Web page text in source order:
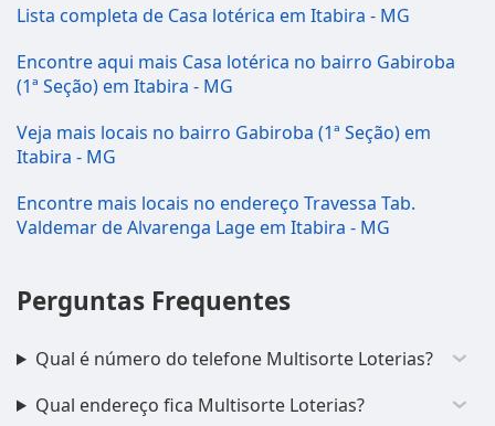
Lista completa de Casa lotérica em Itabira - MG
Encontre aqui mais Casa lotérica no bairro Gabiroba
(1ª Seção) em Itabira - MG
Veja mais locais no bairro Gabiroba (1ª Seção) em
Itabira - MG
Encontre mais locais no endereço Travessa Tab.
Valdemar de Alvarenga Lage em Itabira - MG
Perguntas Frequentes
Qual é número do telefone Multisorte Loterias?
Qual endereço fica Multisorte Loterias?